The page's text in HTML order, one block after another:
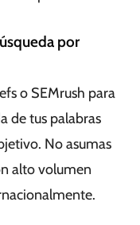
por
o SEMrush para
de tus palabras
No asumas
alto volumen